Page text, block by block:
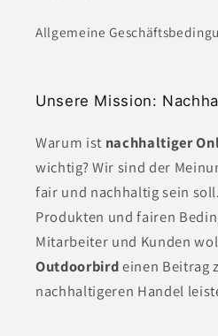
Allgemeine
Unsere Mission:
Warum ist nachhaltiger
wichtig? Wir sind der
fair und nachhaltig sein
Produkten und fairen
Mitarbeiter und Kunden
Outdoorbirdeinen Beitrag
nachhaltigeren Handel